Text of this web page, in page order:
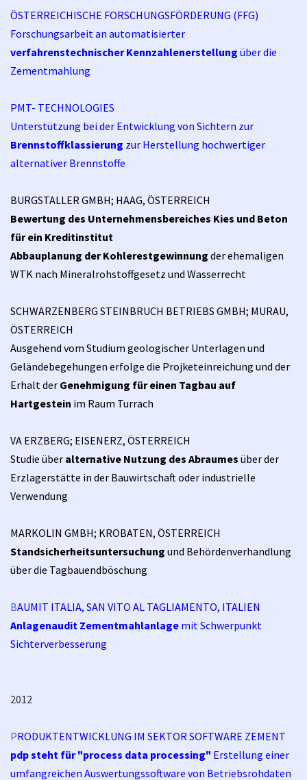
ÖSTERREICHISCHE FORSCHUNGSFÖRDERUNG (FFG)
Forschungsarbeit an automatisierter
verfahrenstechnischer Kennzahlenerstellung über die
Zementmahlung
PMT- TECHNOLOGIES
Unterstützung bei der Entwicklung von Sichtern zur
Brennstoffklassierung zur Herstellung hochwertiger
alternativer Brennstoffe
BURGSTALLER GMBH; HAAG, ÖSTERREICH
Bewertung des Unternehmensbereiches Kies und Beton
für ein Kreditinstitut
Abbauplanung der Kohlerestgewinnung der ehemaligen
WTK nach Mineralrohstoffgesetz und Wasserrecht
SCHWARZENBERG STEINBRUCH BETRIEBS GMBH; MURAU,
ÖSTERREICH
Ausgehend vom Studium geologischer Unterlagen und
Geländebegehungen erfolge die Projketeinreichung und der
Erhalt der Genehmigung für einen Tagbau auf
Hartgestein im Raum Turrach
VA ERZBERG; EISENERZ, ÖSTERREICH
Studie über alternative Nutzung des Abraumes über der
Erzlagerstätte in der Bauwirtschaft oder industrielle
Verwendung
MARKOLIN GMBH; KROBATEN, ÖSTERREICH
Standsicherheitsuntersuchung und Behördenverhandlung
über die Tagbauendböschung
BAUMIT ITALIA, SAN VITO AL TAGLIAMENTO, ITALIEN
Anlagenaudit Zementmahlanlage mit Schwerpunkt
Sichterverbesserung
2012
PRODUKTENTWICKLUNG IM SEKTOR SOFTWARE ZEMENT
pdp steht für "process data processing" Erstellung einer
umfangreichen Auswertungssoftware von Betriebsrohdaten